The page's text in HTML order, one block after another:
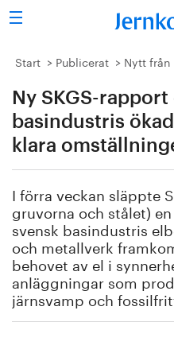
Sök
Stålindustrin
Vision 2050
Forskning/utbildning
Vi tycker
Publicerat
Bildbank
Start Publicerat Nytt
Ny SKGS-
basindustris
klara
I förra veckan släppte
gruvorna och stålet)
svensk basindustris
och metallverk
behovet av el i
anläggningar som
järnsvamp och